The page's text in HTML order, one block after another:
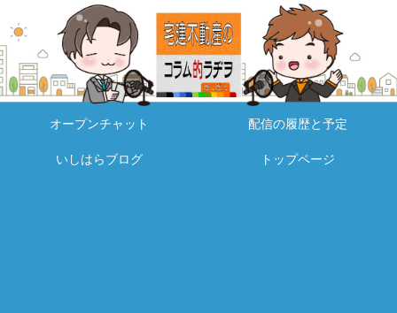
オープンチャット 配信の履歴と予定
いしはらブログ トップページ